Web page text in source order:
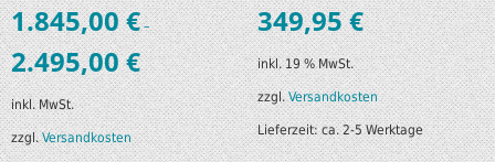
1.845,00€–
2.495,00€
inkl. MwSt.
zzgl.Versandkosten
349,95€
inkl. 19 % MwSt.
zzgl.Versandkosten
Lieferzeit:ca. 2-5 Werktage